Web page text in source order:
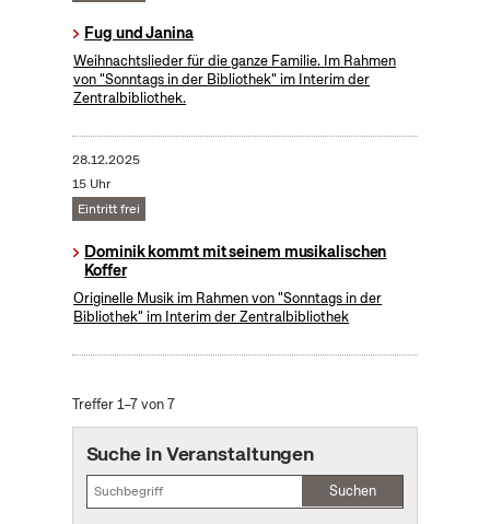
Fug und Janina
Weihnachtslieder für die ganze Familie. Im Rahmen
von "Sonntags in der Bibliothek" im Interim der
Zentralbibliothek.
28.12.2025
15 Uhr
Eintritt frei
Dominik kommt mit seinem musikalischen
Koffer
Originelle Musik im Rahmen von "Sonntags in der
Bibliothek" im Interim der Zentralbibliothek
Treffer 1–7 von 7
Suche in Veranstaltungen
Suchen